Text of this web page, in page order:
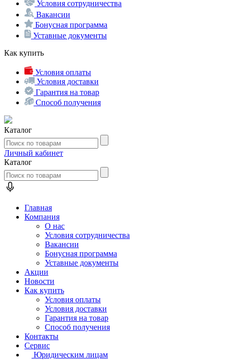
Условия сотрудничества
Вакансии
Бонусная программа
Уставные документы
Как купить
Условия оплаты
Условия доставки
Гарантия на товар
Способ получения
Каталог
Личный кабинет
Каталог
Главная
Компания
О нас
Условия сотрудничества
Вакансии
Бонусная программа
Уставные документы
Акции
Новости
Как купить
Условия оплаты
Условия доставки
Гарантия на товар
Способ получения
Контакты
Сервис
Юридическим лицам